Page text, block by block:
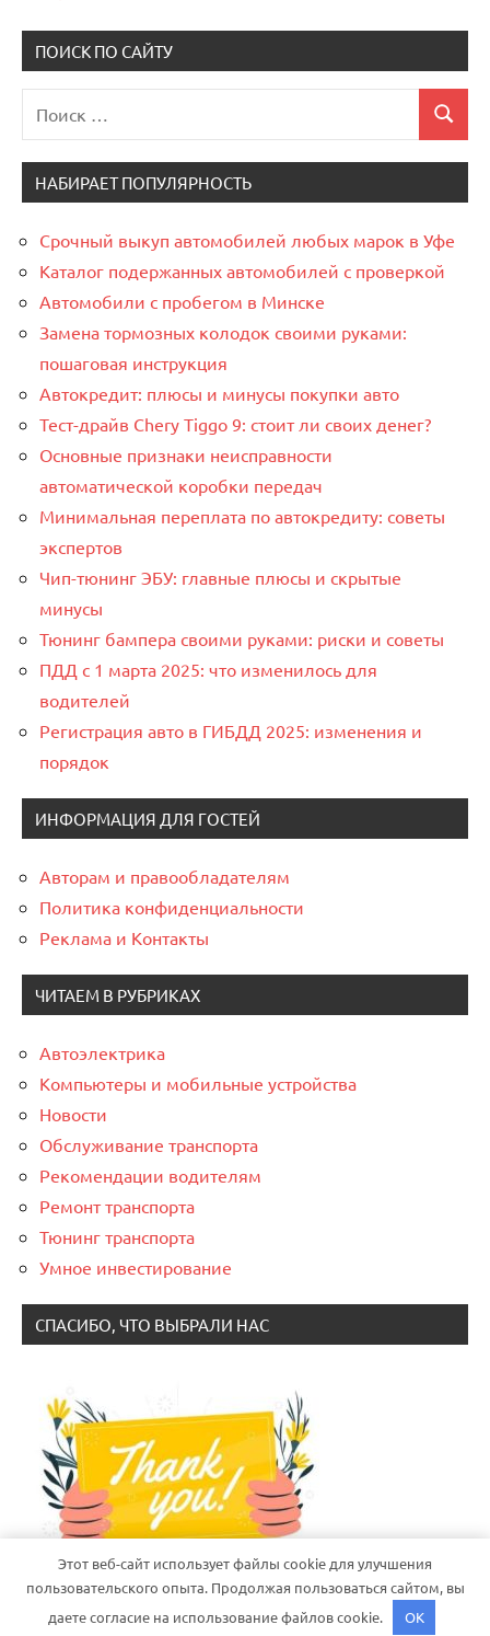
ПОИСК ПО САЙТУ
Поиск
для:
Поиск
НАБИРАЕТ ПОПУЛЯРНОСТЬ
Срочный выкуп автомобилей любых марок в Уфе
Каталог подержанных автомобилей с проверкой
Автомобили с пробегом в Минске
Замена тормозных колодок своими руками:
пошаговая инструкция
Автокредит: плюсы и минусы покупки авто
Тест-драйв Chery Tiggo 9: стоит ли своих денег?
Основные признаки неисправности
автоматической коробки передач
Минимальная переплата по автокредиту: советы
экспертов
Чип-тюнинг ЭБУ: главные плюсы и скрытые
минусы
Тюнинг бампера своими руками: риски и советы
ПДД с 1 марта 2025: что изменилось для
водителей
Регистрация авто в ГИБДД 2025: изменения и
порядок
ИНФОРМАЦИЯ ДЛЯ ГОСТЕЙ
Авторам и правообладателям
Политика конфиденциальности
Реклама и Контакты
ЧИТАЕМ В РУБРИКАХ
Автоэлектрика
Компьютеры и мобильные устройства
Новости
Обслуживание транспорта
Рекомендации водителям
Ремонт транспорта
Тюнинг транспорта
Умное инвестирование
СПАСИБО, ЧТО ВЫБРАЛИ НАС
Тема WordPress: Dynamico от ThemeZee.
Этот веб-сайт использует файлы cookie для улучшения
пользовательского опыта. Продолжая пользоваться сайтом, вы
даете согласие на использование файлов cookie.
OK